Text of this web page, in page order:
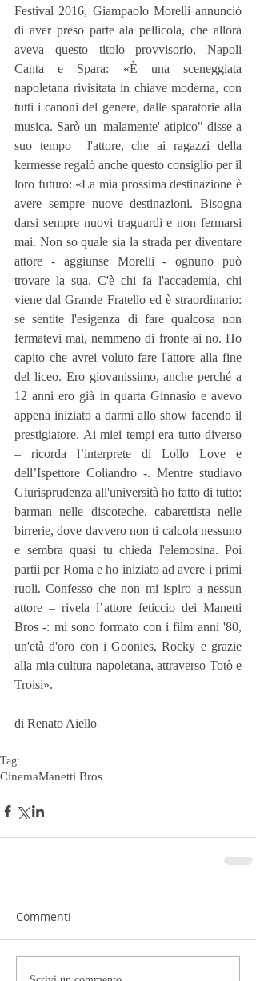
Festival 2016, Giampaolo Morelli annunciò
di aver preso parte ala pellicola, che allora
aveva questo titolo provvisorio, Napoli
Canta e Spara: «È una sceneggiata
napoletana rivisitata in chiave moderna, con
tutti i canoni del genere, dalle sparatorie alla
musica. Sarò un 'malamente' atipico" disse a
suo tempo  l'attore, che ai ragazzi della
kermesse regalò anche questo consiglio per il
loro futuro: «La mia prossima destinazione è
avere sempre nuove destinazioni. Bisogna
darsi sempre nuovi traguardi e non fermarsi
mai. Non so quale sia la strada per diventare
attore - aggiunse Morelli - ognuno può
trovare la sua. C'è chi fa l'accademia, chi
viene dal Grande Fratello ed è straordinario:
se sentite l'esigenza di fare qualcosa non
fermatevi mai, nemmeno di fronte ai no. Ho
capito che avrei voluto fare l'attore alla fine
del liceo. Ero giovanissimo, anche perché a
12 anni ero già in quarta Ginnasio e avevo
appena iniziato a darmi allo show facendo il
prestigiatore. Ai miei tempi era tutto diverso
– ricorda l’interprete di Lollo Love e
dell’Ispettore Coliandro -. Mentre studiavo
Giurisprudenza all'università ho fatto di tutto:
barman nelle discoteche, cabarettista nelle
birrerie, dove davvero non ti calcola nessuno
e sembra quasi tu chieda l'elemosina. Poi
partii per Roma e ho iniziato ad avere i primi
ruoli. Confesso che non mi ispiro a nessun
attore – rivela l’attore feticcio dei Manetti
Bros -: mi sono formato con i film anni '80,
un'età d'oro con i Goonies, Rocky e grazie
alla mia cultura napoletana, attraverso Totò e
Troisi».
di Renato Aiello
Tag:
CinemaManetti Bros
Commenti